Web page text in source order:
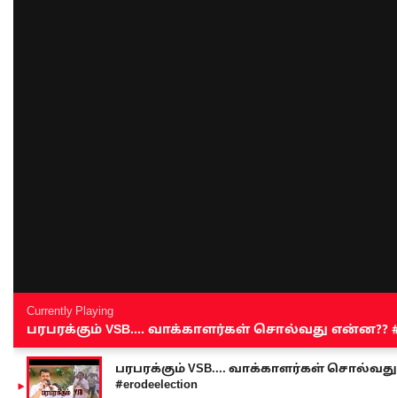
Currently Playing
பரபரக்கும் VSB.... வாக்காளர்கள் சொல்வது என்ன??
பரபரக்கும் VSB.... வாக்காளர்கள் சொல்வது
#erodeelection